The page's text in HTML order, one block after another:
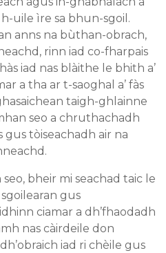
uile ìre sa bhun-sgoil.
anns na bùthan-obrach,
rinn iad co-fharpais
iad nas blàithe le bhith a’
a tha ar t-saoghal a’ fàs
taigh-ghlainne
seo a chruthachadh
gus tòiseachadh air na
bheir mi seachad taic le
gus
ciamar a dh’fhaodadh
nas càirdeile don
iad ri chèile gus